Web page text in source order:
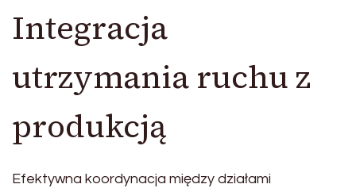
Integracja
utrzymania ruchu z
produkcją
Efektywna koordynacja między działami